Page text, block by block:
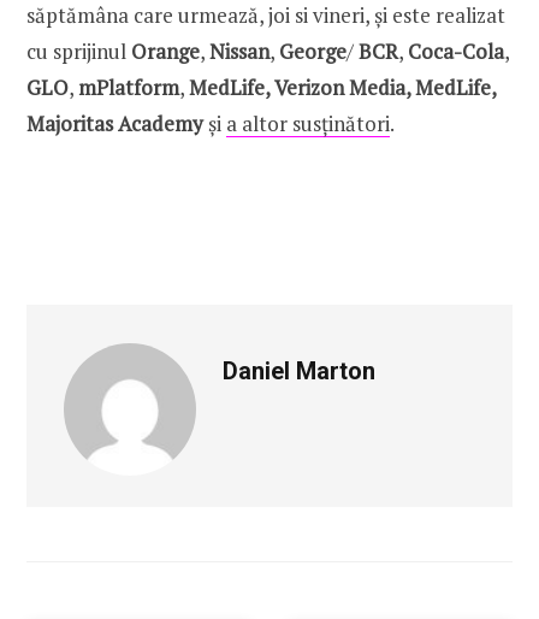
săptămâna care urmează, joi si vineri, și este realizat
cu sprijinul Orange,Nissan, George/BCR, Coca-Cola,
GLO,mPlatform,MedLife, Verizon Media, MedLife,
Majoritas Academyși a altor susținători.
Daniel Marton